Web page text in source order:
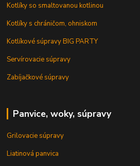
Kotlíky so smaltovanou kotlinou
Kotlíky s chráničom, ohniskom
Kotlíkové súpravy BIG PARTY
Servírovacie súpravy
Zabíjačkové súpravy
Panvice, woky, súpravy
Grilovacie súpravy
Liatinová panvica